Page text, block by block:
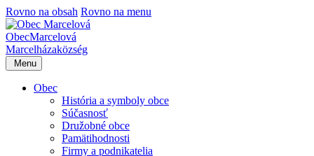
Rovno na obsah Rovno na menu
ObecMarcelová
Marcelházaközség
Menu
Obec
História a symboly obce
Súčasnosť
Družobné obce
Pamätihodnosti
Firmy a podnikatelia